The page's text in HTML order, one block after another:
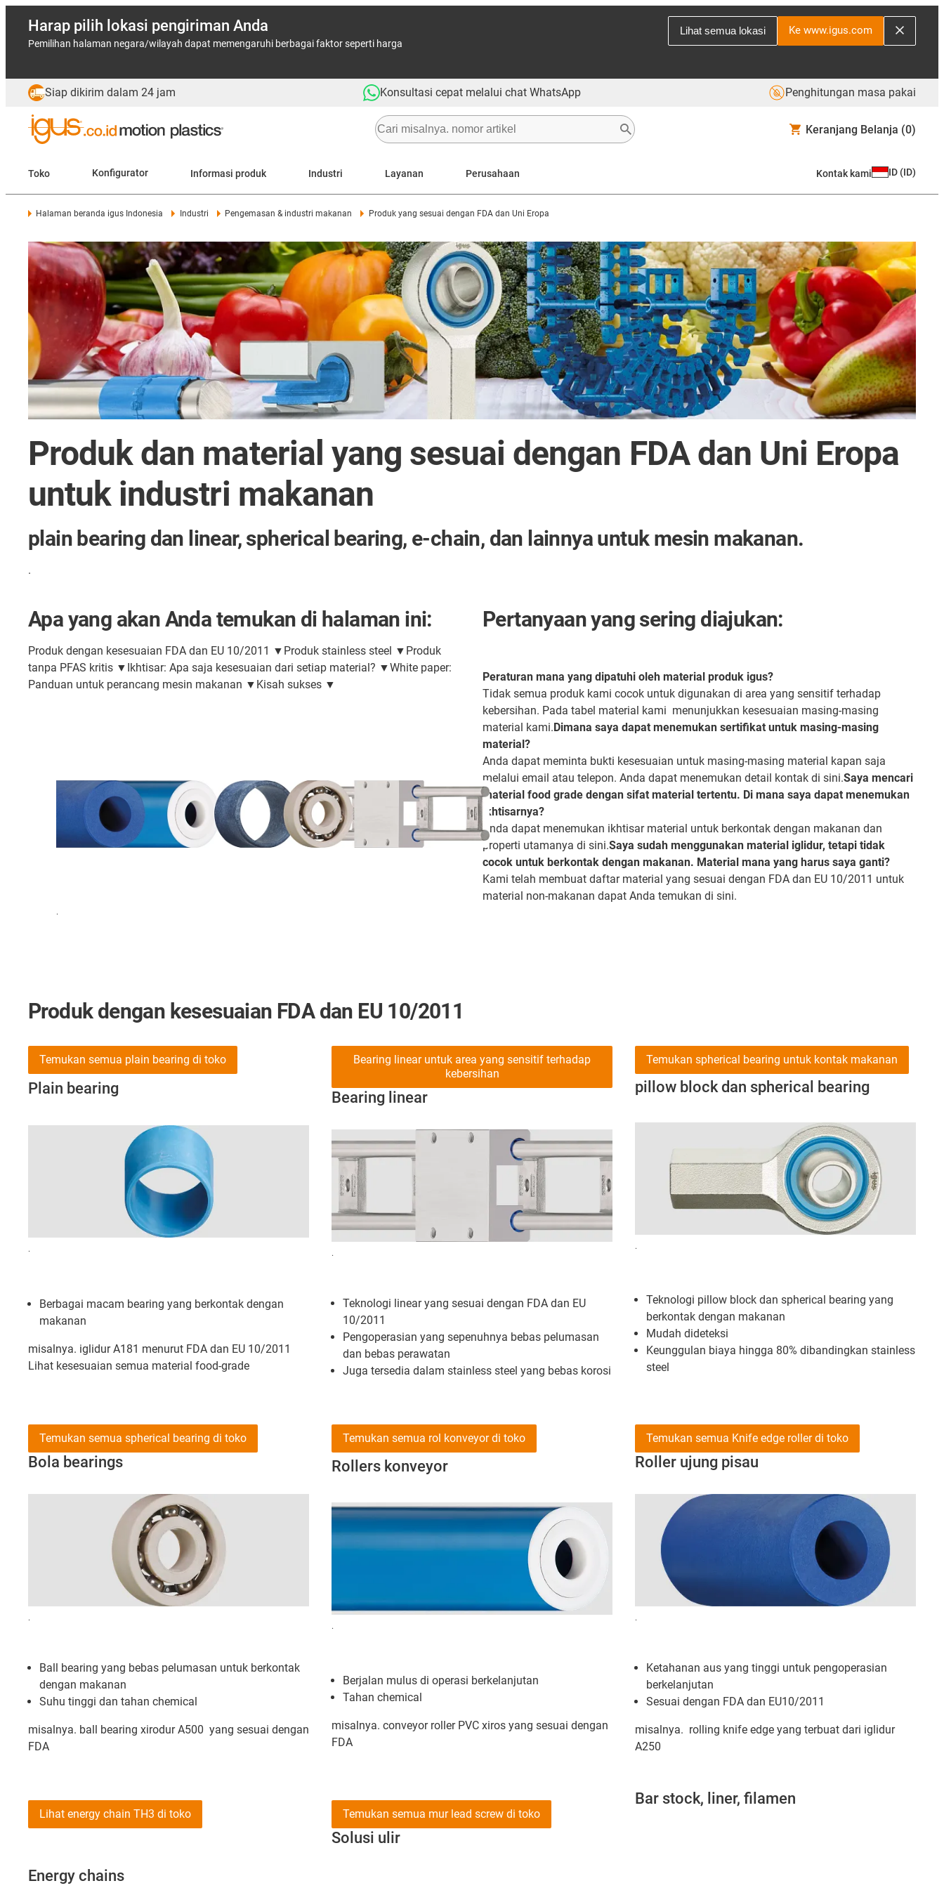
Harap pilih lokasi pengiriman Anda
Pemilihan halaman negara/wilayah dapat memengaruhi berbagai faktor seperti harga
Lihat semua lokasi Ke www.igus.com
Siap dikirim dalam 24 jam Konsultasi cepat melalui chat WhatsApp Penghitungan masa pakai
Keranjang Belanja (0)
Toko Konfigurator Informasi produk Industri Layanan Perusahaan Kontak kami ID (ID)
Halaman beranda igus Indonesia Industri Pengemasan & industri makanan Produk yang sesuai dengan FDA dan Uni Eropa
Produk dan material yang sesuai dengan FDA dan Uni Eropa
untuk industri makanan
plain bearing dan linear, spherical bearing, e-chain, dan lainnya untuk mesin makanan.
.
Apa yang akan Anda temukan di halaman ini:
.
Produk dengan kesesuaian FDA dan EU 10/2011 ▼ Produk stainless steel ▼ Produk
tanpa PFAS kritis ▼ Ikhtisar: Apa saja kesesuaian dari setiap material? ▼White paper:
Panduan untuk perancang mesin makanan ▼Kisah sukses ▼
Pertanyaan yang sering diajukan:
Peraturan mana yang dipatuhi oleh material produk igus?
Tidak semua produk kami cocok untuk digunakan di area yang sensitif terhadap
kebersihan. Pada tabel material kami menunjukkan kesesuaian masing-masing
material kami. Dimana saya dapat menemukan sertifikat untuk masing-masing
material?
Anda dapat meminta bukti kesesuaian untuk masing-masing material kapan saja
melalui email atau telepon. Anda dapat menemukan detail kontak di sini.Saya mencari
material food grade dengan sifat material tertentu. Di mana saya dapat menemukan
ikhtisarnya?
Anda dapat menemukan ikhtisar material untuk berkontak dengan makanan dan
properti utamanya di sini.Saya sudah menggunakan material iglidur, tetapi tidak
cocok untuk berkontak dengan makanan. Material mana yang harus saya ganti?
Kami telah membuat daftar material yang sesuai dengan FDA dan EU 10/2011 untuk
material non-makanan dapat Anda temukan di sini.
Produk dengan kesesuaian FDA dan EU 10/2011
Plain bearing
.
Berbagai macam bearing yang berkontak dengan
makanan
misalnya. iglidur A181 menurut FDA dan EU 10/2011
Lihat kesesuaian semua material food-grade
Temukan semua plain bearing di toko
Bearing linear
.
Teknologi linear yang sesuai dengan FDA dan EU
10/2011
Pengoperasian yang sepenuhnya bebas pelumasan
dan bebas perawatan
Juga tersedia dalam stainless steel yang bebas korosi
Bearing linear untuk area yang sensitif terhadap
kebersihan
pillow block dan spherical bearing
.
Teknologi pillow block dan spherical bearing yang
berkontak dengan makanan
Mudah dideteksi
Keunggulan biaya hingga 80% dibandingkan stainless
steel
Temukan spherical bearing untuk kontak makanan
Bola bearings
.
Ball bearing yang bebas pelumasan untuk berkontak
dengan makanan
Suhu tinggi dan tahan chemical
misalnya. ball bearing xirodur A500 yang sesuai dengan
FDA
Temukan semua spherical bearing di toko
Rollers konveyor
.
Berjalan mulus di operasi berkelanjutan
Tahan chemical
misalnya. conveyor roller PVC xiros yang sesuai dengan
FDA
Temukan semua rol konveyor di toko
Roller ujung pisau
.
Ketahanan aus yang tinggi untuk pengoperasian
berkelanjutan
Sesuai dengan FDA dan EU10/2011
misalnya. rolling knife edge yang terbuat dari iglidur
A250
Temukan semua Knife edge roller di toko
Energy chains
Lihat energy chain TH3 di toko
Solusi ulir
Temukan semua mur lead screw di toko
Bar stock, liner, filamen